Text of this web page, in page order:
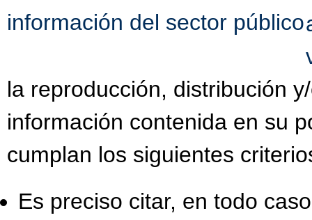
información del sector público
la reproducción, distribución
información contenida en su
cumplan los siguientes
Es preciso citar, en todo